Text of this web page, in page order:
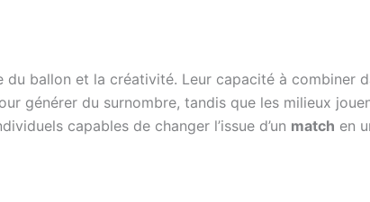
ballon et la créativité. Leur capacité à combiner
générer du surnombre, tandis que les milieux
capables de changer l’issue d’un match en